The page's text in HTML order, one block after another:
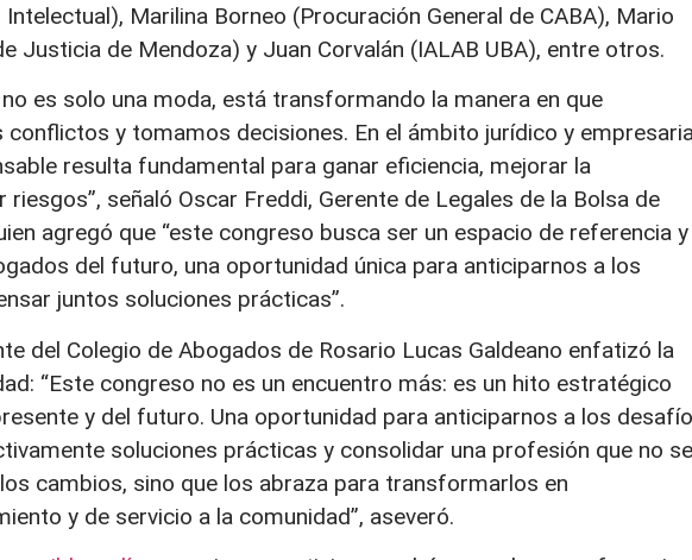
Marilina Borneo (Procuración General de CABA), Mario
Justicia de Mendoza) y Juan Corvalán (IALAB UBA), entre otros.
es solo una moda, está transformando la manera en que
y tomamos decisiones. En el ámbito jurídico y
resulta fundamental para ganar eficiencia, mejorar la
señaló Oscar Freddi, Gerente de Legales de la Bolsa de
agregó que “este congreso busca ser un espacio de referencia y
del futuro, una oportunidad única para anticiparnos a los
juntos soluciones prácticas”.
del Colegio de Abogados de Rosario Lucas Galdeano enfatizó la
“Este congreso no es un encuentro más: es un hito estratégico
y del futuro. Una oportunidad para anticiparnos a los
soluciones prácticas y consolidar una profesión que no se
cambios, sino que los abraza para transformarlos en
y de servicio a la comunidad”, aseveró.